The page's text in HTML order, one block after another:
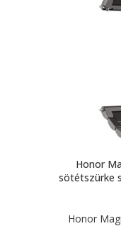
Honor
sötétszürke
Honor